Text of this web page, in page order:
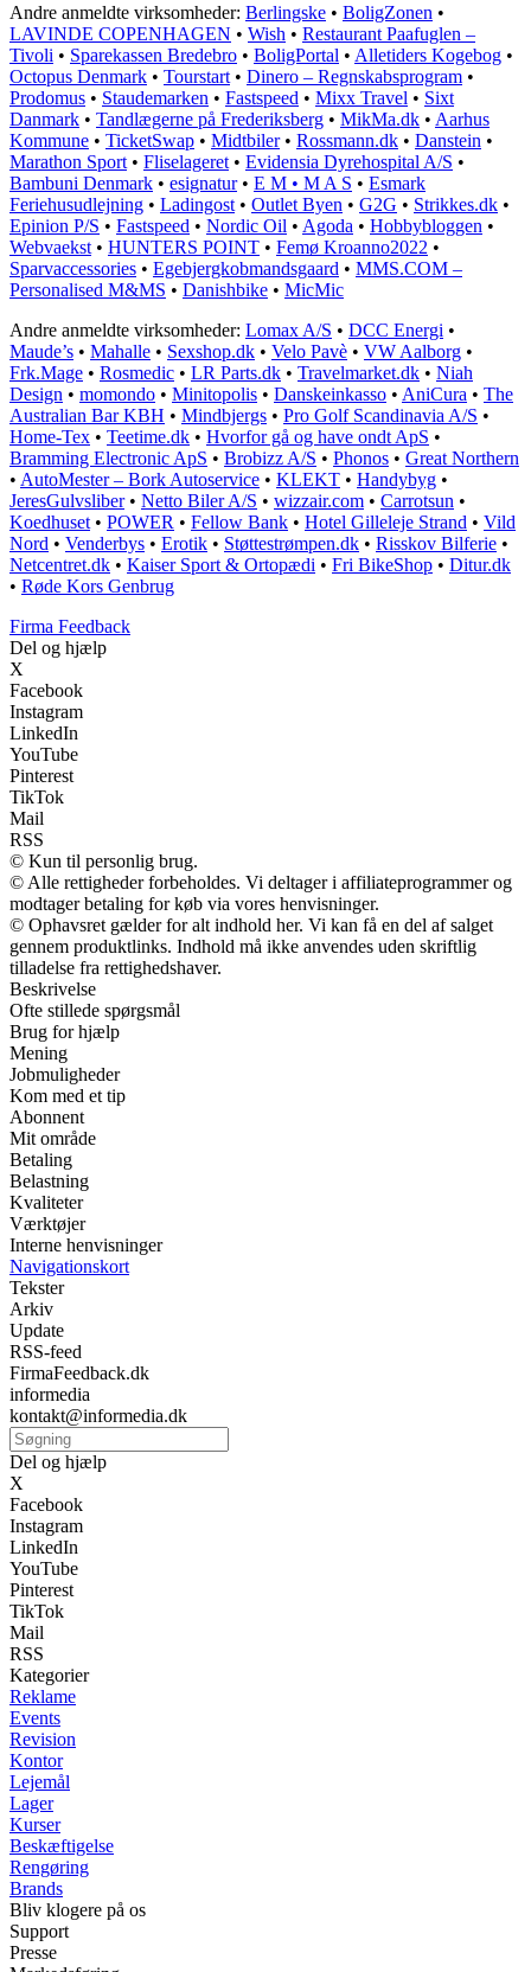
Andre anmeldte virksomheder: Berlingske • BoligZonen •
LAVINDE COPENHAGEN • Wish • Restaurant Paafuglen –
Tivoli • Sparekassen Bredebro • BoligPortal • Alletiders Kogebog •
Octopus Denmark • Tourstart • Dinero – Regnskabsprogram •
Prodomus • Staudemarken • Fastspeed • Mixx Travel • Sixt
Danmark • Tandlægerne på Frederiksberg • MikMa.dk • Aarhus
Kommune • TicketSwap • Midtbiler• Rossmann.dk • Danstein •
Marathon Sport • Fliselageret • Evidensia Dyrehospital A/S •
Bambuni Denmark • esignatur• E M • M A S • Esmark
Feriehusudlejning • Ladingost • Outlet Byen • G2G • Strikkes.dk •
Epinion P/S • Fastspeed • Nordic Oil • Agoda • Hobbybloggen •
Webvaekst • HUNTERS POINT • Femø Kroanno2022 •
Sparvaccessories • Egebjergkobmandsgaard • MMS.COM –
Personalised M&MS • Danishbike • MicMic
Andre anmeldte virksomheder: Lomax A/S • DCC Energi •
Maude’s • Mahalle • Sexshop.dk • Velo Pavè • VW Aalborg •
Frk.Mage • Rosmedic • LR Parts.dk • Travelmarket.dk • Niah
Design • momondo • Minitopolis • Danskeinkasso • AniCura • The
Australian Bar KBH • Mindbjergs • Pro Golf Scandinavia A/S •
Home-Tex • Teetime.dk • Hvorfor gå og have ondt ApS •
Bramming Electronic ApS • Brobizz A/S • Phonos • Great Northern
• AutoMester – Bork Autoservice • KLEKT • Handybyg •
JeresGulvsliber• Netto Biler A/S • wizzair.com • Carrotsun •
Koedhuset • POWER • Fellow Bank • Hotel Gilleleje Strand • Vild
Nord • Venderbys • Erotik • Støttestrømpen.dk • Risskov Bilferie •
Netcentret.dk • Kaiser Sport & Ortopædi • Fri BikeShop • Ditur.dk
• Røde Kors Genbrug
Firma Feedback
Del og hjælp
X
Facebook
Instagram
LinkedIn
YouTube
Pinterest
TikTok
Mail
RSS
© Kun til personlig brug.
© Alle rettigheder forbeholdes. Vi deltager i affiliateprogrammer og
modtager betaling for køb via vores henvisninger.
© Ophavsret gælder for alt indhold her. Vi kan få en del af salget
gennem produktlinks. Indhold må ikke anvendes uden skriftlig
tilladelse fra rettighedshaver.
Beskrivelse
Ofte stillede spørgsmål
Brug for hjælp
Mening
Jobmuligheder
Kom med et tip
Abonnent
Mit område
Betaling
Belastning
Kvaliteter
Værktøjer
Interne henvisninger
Navigationskort
Tekster
Arkiv
Update
RSS-feed
FirmaFeedback.dk
informedia
kontakt@informedia.dk
Del og hjælp
X
Facebook
Instagram
LinkedIn
YouTube
Pinterest
TikTok
Mail
RSS
Kategorier
Reklame
Events
Revision
Kontor
Lejemål
Lager
Kurser
Beskæftigelse
Rengøring
Brands
Bliv klogere på os
Support
Presse